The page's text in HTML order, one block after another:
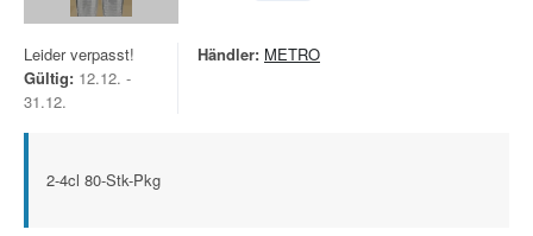
Leider verpasst!
Gültig: 12.12. -
31.12.
Händler: METRO
2-4cl 80-Stk-Pkg